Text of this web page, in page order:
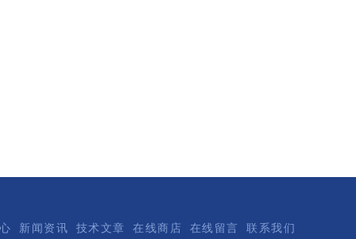
新闻资讯 技术文章 在线商店 在线留言 联系我们